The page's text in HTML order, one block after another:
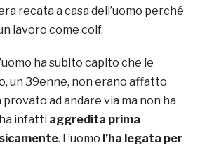
recata a casa dell’uomo perché
lavoro come colf.
ha subito capito che le
un 39enne, non erano affatto
provato ad andare via ma non ha
infatti aggredita prima
. L’uomo l’ha legata per